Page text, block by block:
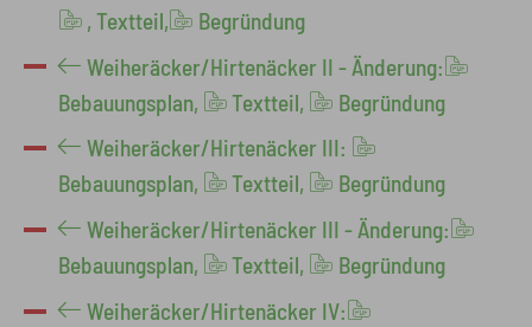
, Textteil,
Begründung
Weiheräcker/Hirtenäcker II - Änderung:
Bebauungsplan,
Textteil,
Begründung
Weiheräcker/Hirtenäcker III:
Bebauungsplan,
Textteil,
Begründung
Weiheräcker/Hirtenäcker III - Änderung:
Bebauungsplan,
Textteil,
Begründung
Weiheräcker/Hirtenäcker IV: